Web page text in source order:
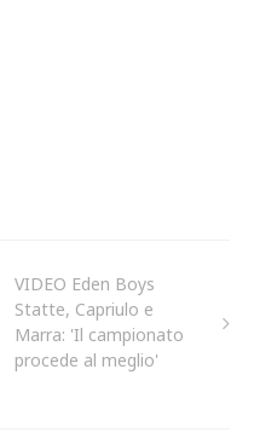
VIDEO Eden Boys
Statte, Capriulo e
Marra: 'Il campionato
procede al meglio'